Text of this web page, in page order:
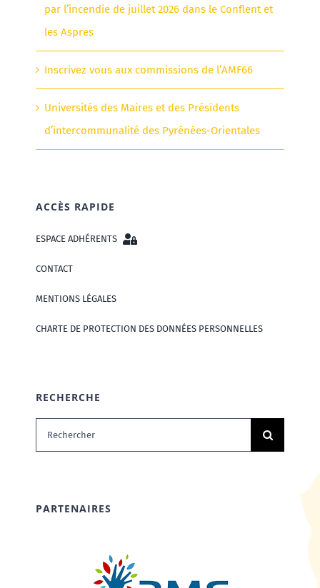
par l’incendie de juillet 2026 dans le Conflent et
les Aspres
Inscrivez vous aux commissions de l’AMF66
Universités des Maires et des Présidents
d’intercommunalité des Pyrénées-Orientales
ACCÈS RAPIDE
ESPACE ADHÉRENTS
CONTACT
MENTIONS LÉGALES
CHARTE DE PROTECTION DES DONNÉES PERSONNELLES
RECHERCHE
Rechercher:
PARTENAIRES